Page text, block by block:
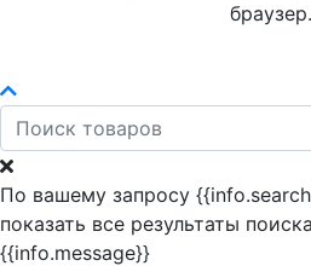
браузер.
По вашему запросу
показать все результаты поиска
{{info.message}}